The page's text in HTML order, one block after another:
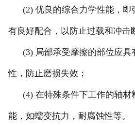
(2) 优良的综合力学性能，即
有良好配合，以防止过载和冲击
(3) 局部承受摩擦的部位应具
性，防止磨损失效；
(4) 在特殊条件下工作的轴材
能，如蠕变抗力，耐腐蚀性等。